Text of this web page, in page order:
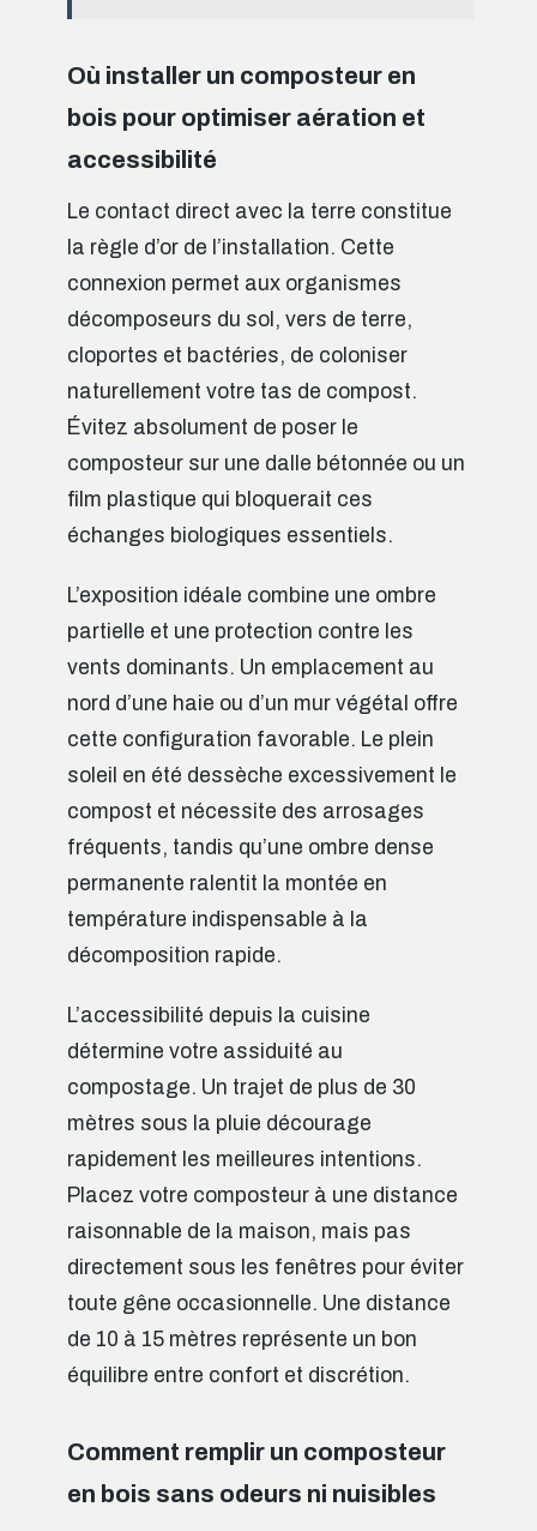
Où installer un composteur en
bois pour optimiser aération et
accessibilité
Le contact direct avec la terre constitue
la règle d’or de l’installation. Cette
connexion permet aux organismes
décomposeurs du sol, vers de terre,
cloportes et bactéries, de coloniser
naturellement votre tas de compost.
Évitez absolument de poser le
composteur sur une dalle bétonnée ou un
film plastique qui bloquerait ces
échanges biologiques essentiels.
L’exposition idéale combine une ombre
partielle et une protection contre les
vents dominants. Un emplacement au
nord d’une haie ou d’un mur végétal offre
cette configuration favorable. Le plein
soleil en été dessèche excessivement le
compost et nécessite des arrosages
fréquents, tandis qu’une ombre dense
permanente ralentit la montée en
température indispensable à la
décomposition rapide.
L’accessibilité depuis la cuisine
détermine votre assiduité au
compostage. Un trajet de plus de 30
mètres sous la pluie décourage
rapidement les meilleures intentions.
Placez votre composteur à une distance
raisonnable de la maison, mais pas
directement sous les fenêtres pour éviter
toute gêne occasionnelle. Une distance
de 10 à 15 mètres représente un bon
équilibre entre confort et discrétion.
Comment remplir un composteur
en bois sans odeurs ni nuisibles